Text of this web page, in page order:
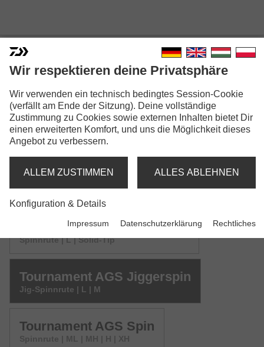
TOURNAMENT AGS
SPINNING
Modellausführungen: 3
Tournament AGS Solid Spin
Spinnrute | L | Solid-Tip
Tournament AGS Jiggerspin
Jig-Spinnrute | L | M
Tournament AGS Spin
Spinnrute | ML | MH | H | XH
Wir respektieren deine Privatsphäre
Wir verwenden ein technisch bedingtes Session-Cookie
(verfällt am Ende der Sitzung). Deine vollständige
Zustimmung zu Cookies sowie externen Inhalten bietet Dir
einen erweiterten Komfort, und uns die Möglichkeit dieses
Angebot zu verbessern.
ALLEM ZUSTIMMEN ALLES ABLEHNEN
Konfiguration & Details
Impressum Datenschutzerklärung Rechtliches